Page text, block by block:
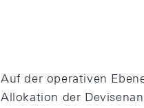
Auf der operativen
Allokation der